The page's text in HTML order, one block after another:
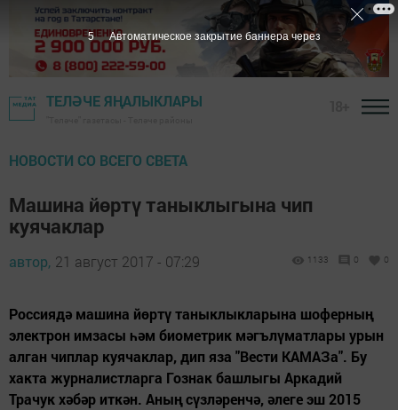
ТЕЛӘЧЕ ЯҢАЛЫКЛАРЫ
НОВОСТИ СО ВСЕГО СВЕТА
Машина йөртү таныклыгына чип
куячаклар
автор, 21 август 2017 - 07:29 1133 0 0
Россиядә машина йөртү таныклыкларына шоферның
электрон имзасы һәм биометрик мәгълүматлары урын
алган чиплар куячаклар, дип яза "Вести КАМАЗа". Бу
хакта журналистларга Гознак башлыгы Аркадий
Трачук хәбәр иткән. Аның сүзләренчә, әлеге эш 2015
4 Автоматическое закрытие баннера через